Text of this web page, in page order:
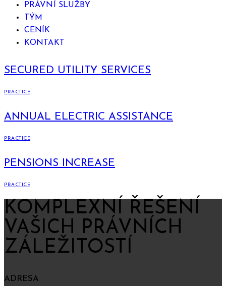
PRÁVNÍ SLUŽBY
TÝM
CENÍK
KONTAKT
SECURED UTILITY SERVICES
PRACTICE
ANNUAL ELECTRIC ASSISTANCE
PRACTICE
PENSIONS INCREASE
PRACTICE
KOMPLEXNÍ ŘEŠENÍ
VAŠICH PRÁVNÍCH
ZÁLEŽITOSTÍ
ADRESA